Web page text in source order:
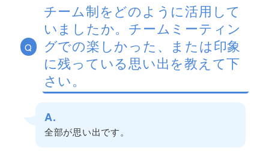
Q
チーム制をどのように活用して
いましたか。チームミーティン
グでの楽しかった、または印象
に残っている思い出を教えて下
さい。
A.
全部が思い出です。